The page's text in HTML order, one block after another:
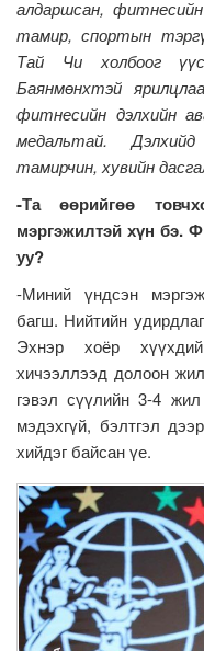
алдаршсан,
тамир, спортын
Тай Чи холбоог
Баянмөнхтэй
фитнесийн дэлхийн
медальтай. Дэлхийд
тамирчин, хувийн
-Та өөрийгөө
мэргэжилтэй хүн бэ.
уу?
-Миний үндсэн
багш. Нийтийн
Эхнэр хоёр
хичээллээд долоон
гэвэл сүүлийн 3-4
мэдэхгүй, бэлтгэл
хийдэг байсан үе.